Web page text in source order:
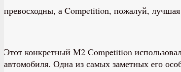
превосходны, а Competition, пожалуй,
Этот конкретный M2 Competition
автомобиля. Одна из самых заметных его